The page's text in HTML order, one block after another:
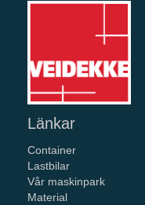
Länkar
Container
Lastbilar
Vår maskinpark
Material